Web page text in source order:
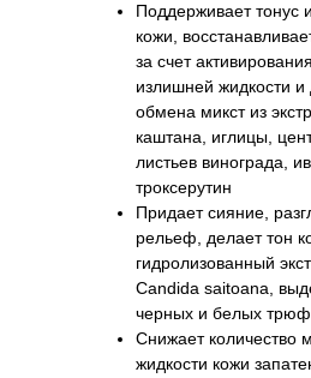
Поддерживает тонус
кожи,
за счет
излишней жидкости и
обмена микст из
каштана, иглицы,
листьев винограда,
троксерутин
Придает сияние,
рельеф, делает тон
гидролизованный
Candida saitoana,
черных и белых
Снижает количество
жидкости кожи